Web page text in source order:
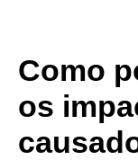
Como
os